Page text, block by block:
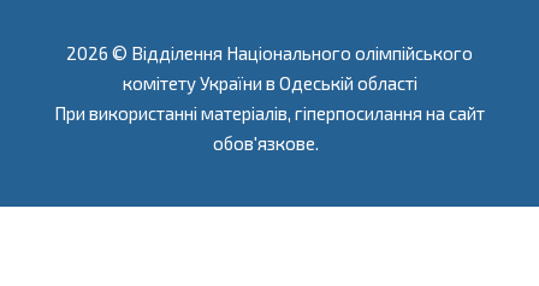
2026 © Відділення Національного олімпійського
комітету України в Одеській області
При використанні матеріалів, гіперпосилання на сайт
обов'язкове.